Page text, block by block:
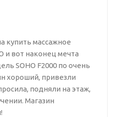
купить массажное
и вот наконец мечта
SOHO F2000 по очень
хороший, привезли
подняли на этаж,
Магазин